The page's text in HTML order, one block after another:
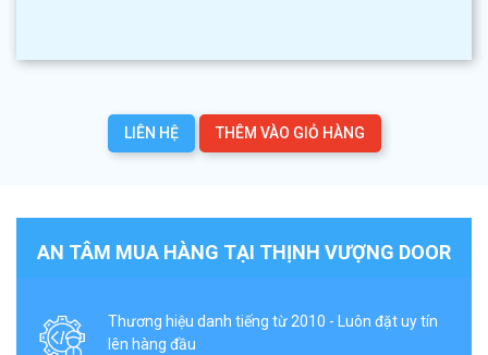
LIÊN HỆ THÊM VÀO GIỎ HÀNG
AN TÂM MUA HÀNG TẠI THỊNH VƯỢNG DOOR
Thương hiệu danh tiếng từ 2010 - Luôn đặt uy tín
lên hàng đầu